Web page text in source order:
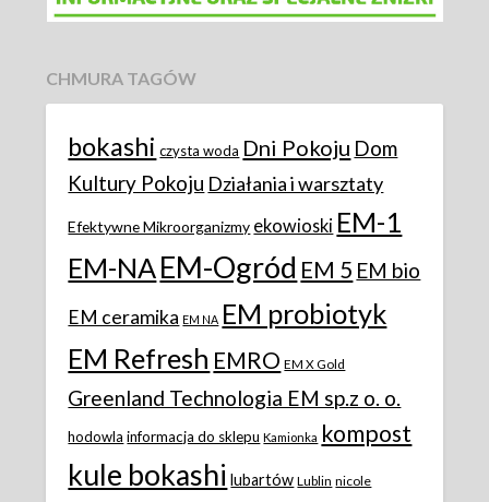
CHMURA TAGÓW
bokashi czysta woda Dni Pokoju Dom
Kultury Pokoju Działania i warsztaty
Efektywne Mikroorganizmy ekowioski EM-1
EM-NAEM-Ogród EM 5 EM bio
EM ceramika EM NA EM probiotyk
EM Refresh EMRO EM X Gold
Greenland Technologia EM sp.z o. o.
hodowla informacja do sklepu Kamionka kompost
kule bokashi lubartów Lublin nicole